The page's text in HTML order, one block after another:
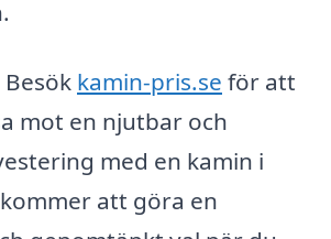
kamin-pris.se för att
mot en njutbar och
med en kamin i
att göra en